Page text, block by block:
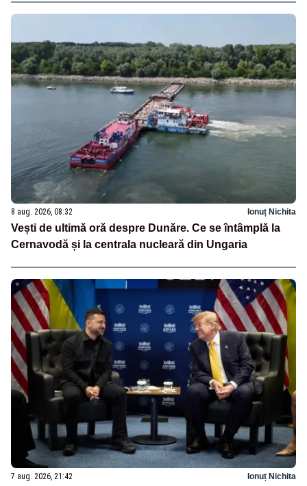
8 aug. 2026, 08:32 Ionuț Nichita
Vești de ultimă oră despre Dunăre. Ce se întâmplă la
Cernavodă și la centrala nucleară din Ungaria
7 aug. 2026, 21:42 Ionuț Nichita